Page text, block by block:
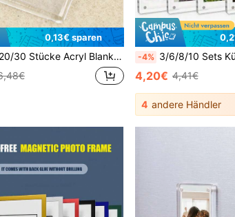
0,13€ sparen
Blanko Magnete für den Kühlschrankmagnet, Blechmagnetische DIY Quadratische Fotorahmen Aufkleber, kreative weiche Magnete -4% 3/6/8/10 Sets Kühlschrankmagnetische Fotorahmen, 9x6cm doppelseitige transparente Acryl Mini Fotoclips für Sofortfotos, DIY Kühlschrankmagnete, Wandmagnetische Fotorahmen, Acryl Kühlschrankmagnet, Magnetische
4,20€ 4,41€
4 andere Händler